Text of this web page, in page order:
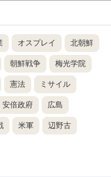
オスプレイ 北朝鮮
朝鮮戦争 梅光学院
憲法 ミサイル
安倍政府 広島
米軍 辺野古